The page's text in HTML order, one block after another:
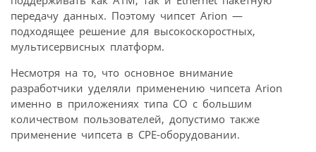
передачу данных. Поэтому чипсет Arion —
подходящее решение для высокоскоростных,
мультисервисных платформ.
Несмотря на то, что основное внимание
разработчики уделяли применению чипсета Arion
именно в приложениях типа CO с большим
количеством пользователей, допустимо также
применение чипсета в CPE-оборудовании.